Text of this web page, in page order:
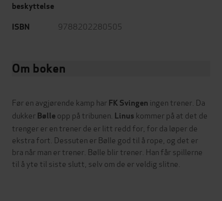
beskyttelse
ISBN 9788202280505
Om boken
Før en avgjørende kamp harFK Svingen ingen trener. Da
dukkerBølleopp på tribunen. Linus kommer på at det de
trenger er en trener de er litt redd for, for da løper de
ekstra fort. Dessuten er Bølle god til å rope, og det er
bra når man er trener. Bølle blir trener. Han får spillerne
til å yte til siste slutt, selv om de er veldig slitne.